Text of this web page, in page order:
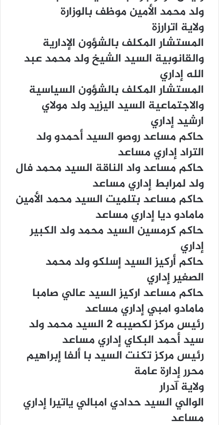
ﻭﻟﺪ ﻣﺤﻤﺪ ﺍﻷﻣﻴﻦ ﻣﻮﻇﻒ ﺑﺎﻟﻮﺯﺍﺭﺓ
ﻭﻻﻳﺔ ﺍﺗﺮﺍﺭﺯﺓ
ﺍﻟﻤﺴﺘﺸﺎﺭ ﺍﻟﻤﻜﻠﻒ ﺑﺎﻟﺸﺆﻭﻥ ﺍﻹﺩﺍﺭﻳﺔ
ﻭﺍﻟﻘﺎﻧﻮﺑﻴﺔ ﺍﻟﺴﻴﺪ ﺍﻟﺸﻴﺦ ﻭﻟﺪ ﻣﺤﻤﺪ ﻋﺒﺪ
ﺍﻟﻠﻪ ﺇﺩﺍﺭﻱ
ﺍﻟﻤﺴﺘﺸﺎﺭ ﺍﻟﻤﻜﻠﻒ ﺑﺎﻟﺸﺆﻭﻥ ﺍﻟﺴﻴﺎﺳﻴﺔ
ﻭﺍﻻﺟﺘﻤﺎﻋﻴﺔ ﺍﻟﺴﻴﺪ ﺍﻟﻴﺰﻳﺪ ﻭﻟﺪ ﻣﻮﻻﻱ
ﺍﺭﺷﻴﺪ ﺇﺩﺍﺭﻱ
ﺣﺎﻛﻢ ﻣﺴﺎﻋﺪ ﺭﻭﺻﻮ ﺍﻟﺴﻴﺪ ﺃﺣﻤﺪﻭ ﻭﻟﺪ
ﺍﻟﺘﺮﺍﺩ ﺇﺩﺍﺭﻱ ﻣﺴﺎﻋﺪ
ﺣﺎﻛﻢ ﻣﺴﺎﻋﺪ ﻭﺍﺩ ﺍﻟﻨﺎﻗﺔ ﺍﻟﺴﻴﺪ ﻣﺤﻤﺪ ﻓﺎﻝ
ﻭﻟﺪ ﻟﻤﺮﺍﺑﻂ ﺇﺩﺍﺭﻱ ﻣﺴﺎﻋﺪ
ﺣﺎﻛﻢ ﻣﺴﺎﻋﺪ ﺑﺘﻠﻤﻴﺖ ﺍﻟﺴﻴﺪ ﻣﺤﻤﺪ ﺍﻷﻣﻴﻦ
ﻣﺎﻣﺎﺩﻭ ﺩﻳﺎ ﺇﺩﺍﺭﻱ ﻣﺴﺎﻋﺪ
ﺣﺎﻛﻢ ﻛﺮﻣﺴﻴﻦ ﺍﻟﺴﻴﺪ ﻣﺤﻤﺪ ﻭﻟﺪ ﺍﻟﻜﺒﻴﺮ
ﺇﺩﺍﺭﻱ
ﺣﺎﻛﻢ ﺃﺭﻛﻴﺰ ﺍﻟﺴﻴﺪ ﺇﺳﻠﻜﻮ ﻭﻟﺪ ﻣﺤﻤﺪ
ﺍﻟﺼﻐﻴﺮ ﺇﺩﺍﺭﻱ
ﺣﺎﻛﻢ ﻣﺴﺎﻋﺪ ﺍﺭﻛﻴﺰ ﺍﻟﺴﻴﺪ ﻋﺎﻟﻲ ﺻﺎﻣﺒﺎ
ﻣﺎﻣﺎﺩﻭ ﺍﻣﺒﻲ ﺇﺩﺍﺭﻱ ﻣﺴﺎﻋﺪ
ﺭﺋﻴﺲ ﻣﺮﻛﺰ ﻟﻜﺼﻴﺒﻪ 2 ﺍﻟﺴﻴﺪ ﻣﺤﻤﺪ ﻭﻟﺪ
ﺳﻴﺪ ﺃﺣﻤﺪ ﺍﻟﺒﻜﺎﻱ ﺇﺩﺍﺭﻱ ﻣﺴﺎﻋﺪ
ﺭﺋﻴﺲ ﻣﺮﻛﺰ ﺗﻜﻨﺖ ﺍﻟﺴﻴﺪ ﺑﺎ ﺃﻟﻔﺎ ﺇﺑﺮﺍﻫﻴﻢ
ﻣﺤﺮﺭ ﺇﺩﺍﺭﺓ ﻋﺎﻣﺔ
ﻭﻻﻳﺔ ﺁﺩﺭﺍﺭ
ﺍﻟﻮﺍﻟﻲ ﺍﻟﺴﻴﺪ ﺣﺪﺍﺩﻱ ﺍﻣﺒﺎﻟﻲ ﻳﺎﺗﻴﺮﺍ ﺇﺩﺍﺭﻱ
ﻣﺴﺎﻋﺪ